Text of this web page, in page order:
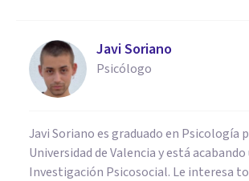
Javi Soriano
Psicólogo
Javi Soriano es graduado en Psicología
Universidad de Valencia y está
Investigación Psicosocial. Le interesa